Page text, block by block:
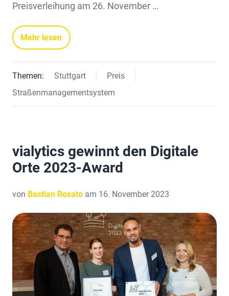
Preisverleihung am 26. November …
Mehr lesen
Themen: Stuttgart
Preis
Straßenmanagementsystem
vialytics gewinnt den Digitale
Orte 2023-Award
von Bastian Rosato am 16. November 2023